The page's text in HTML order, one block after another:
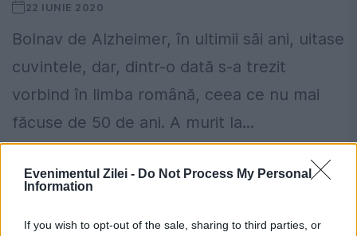
Evenimentul Zilei - Do Not Process My Personal
Information
If you wish to opt-out of the sale, sharing to third parties, or
22 IUNIE 2020
Bolnav de Alzheimer, în ultimii săi ani, uitase
cuvintele, dar, dintr-o dată s-a trezit
vorbind în limba română, ceea ce nu mai
făcuse de 50 de ani. A murit la...